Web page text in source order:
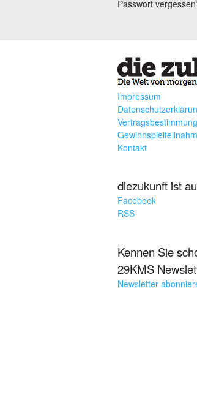
Passwort
Impressum
Kontakt
diezukunft ist
Facebook
RSS
Kennen Sie
29KMS
Newsletter